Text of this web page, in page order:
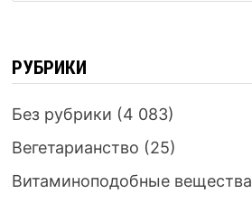
РУБРИКИ
Без рубрики (4 083)
Вегетарианство (25)
Витаминоподобные вещества